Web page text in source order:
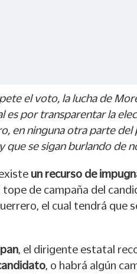
el voto, la lucha de
es por transparentar la
en ninguna otra parte del
que se sigan burlando de
un recurso de
de campaña del
el cual tendrá que
, el dirigente estatal
, o habrá algún